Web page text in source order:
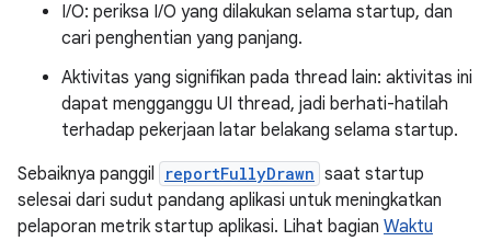
I/O: periksa I/O yang dilakukan selama startup, dan
cari penghentian yang panjang.
Aktivitas yang signifikan pada thread lain: aktivitas ini
dapat mengganggu UI thread, jadi berhati-hatilah
terhadap pekerjaan latar belakang selama startup.
Sebaiknya panggil
reportFullyDrawn saat startup
selesai dari sudut pandang aplikasi untuk meningkatkan
pelaporan metrik startup aplikasi. Lihat bagian Waktu